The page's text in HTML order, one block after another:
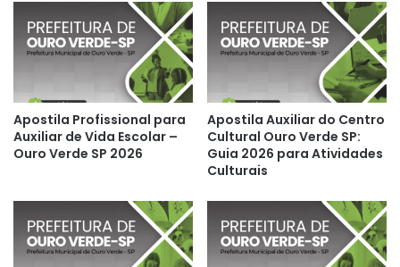
Apostila Profissional para
Auxiliar de Vida Escolar –
Ouro Verde SP 2026
Apostila Auxiliar do Centro
Cultural Ouro Verde SP:
Guia 2026 para Atividades
Culturais